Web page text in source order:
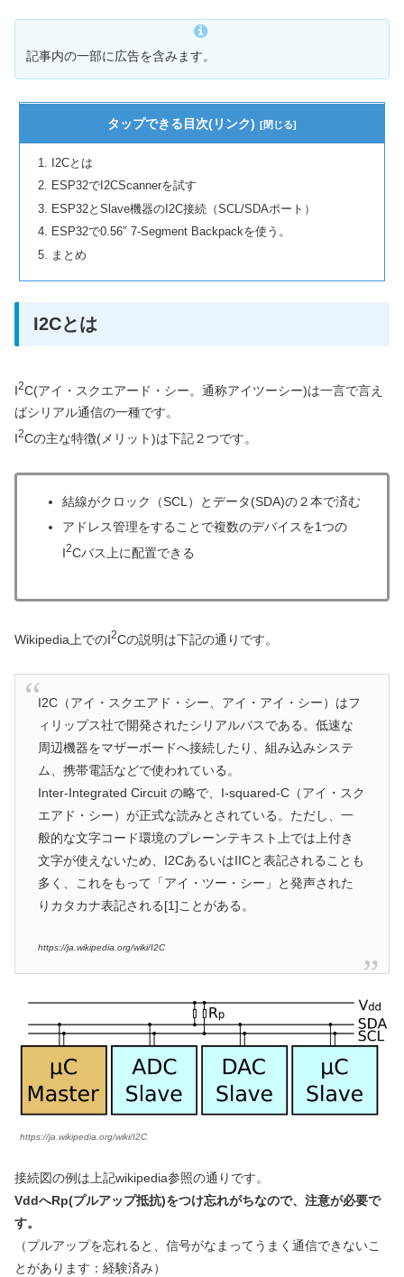
記事内の一部に広告を含みます。
タップできる目次(リンク)
I2Cとは
ESP32でI2CScannerを試す
ESP32とSlave機器のI2C接続（SCL/SDAポート）
ESP32で0.56″ 7-Segment Backpackを使う。
まとめ
I2Cとは
I2C(アイ・スクエアード・シー。通称アイツーシー)は一言で言え
ばシリアル通信の一種です。
I2Cの主な特徴(メリット)は下記２つです。
結線がクロック（SCL）とデータ(SDA)の２本で済む
アドレス管理をすることで複数のデバイスを1つの
I2Cバス上に配置できる
Wikipedia上でのI2Cの説明は下記の通りです。
I2C（アイ・スクエアド・シー、アイ・アイ・シー）はフ
ィリップス社で開発されたシリアルバスである。低速な
周辺機器をマザーボードへ接続したり、組み込みシステ
ム、携帯電話などで使われている。
Inter-Integrated Circuit の略で、I-squared-C（アイ・スク
エアド・シー）が正式な読みとされている。ただし、一
般的な文字コード環境のプレーンテキスト上では上付き
文字が使えないため、I2CあるいはIICと表記されることも
多く、これをもって「アイ・ツー・シー」と発声された
りカタカナ表記される[1]ことがある。
https://ja.wikipedia.org/wiki/I2C
https://ja.wikipedia.org/wiki/I2C
接続図の例は上記wikipedia参照の通りです。
VddへRp(プルアップ抵抗)をつけ忘れがちなので、注意が必要で
す。
（プルアップを忘れると、信号がなまってうまく通信できないこ
とがあります：経験済み）